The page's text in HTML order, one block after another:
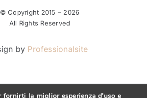
© Copyright 2015 – 2026
All Rights Reserved
by Professionalsite
fornirti la miglior esperienza d'uso e